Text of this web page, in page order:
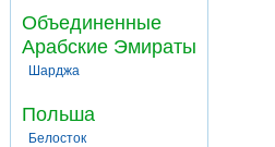
Объединенные
Арабские Эмираты
Шарджа
Польша
Белосток